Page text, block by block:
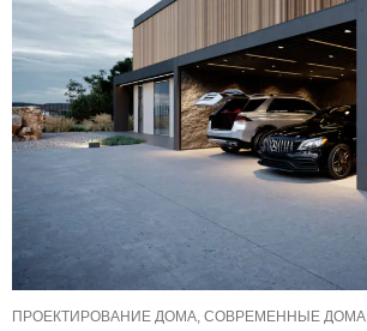
ПРОЕКТИРОВАНИЕ ДОМА, СОВРЕМЕННЫЕ ДОМА